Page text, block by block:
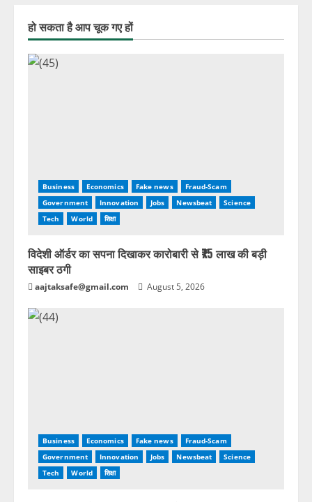
हो सकता है आप चूक गए हों
Business Economics Fake news
Fraud-Scam
Government
Innovation Jobs Newsbeat
Science
Tech
World शिक्षा
विदेशी ऑर्डर का सपना दिखाकर कारोबारी से ₹75 लाख की बड़ी
साइबर ठगी
aajtaksafe@gmail.com August 5, 2026
Business Economics Fake news
Fraud-Scam
Government
Innovation Jobs Newsbeat
Science
Tech
World शिक्षा